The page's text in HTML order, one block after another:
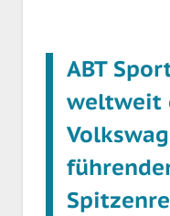
ABT
weltweit